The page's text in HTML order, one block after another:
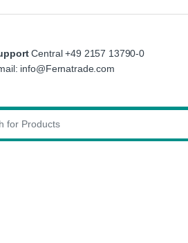
Central +49 2157 13790-0
info@Fernatrade.com